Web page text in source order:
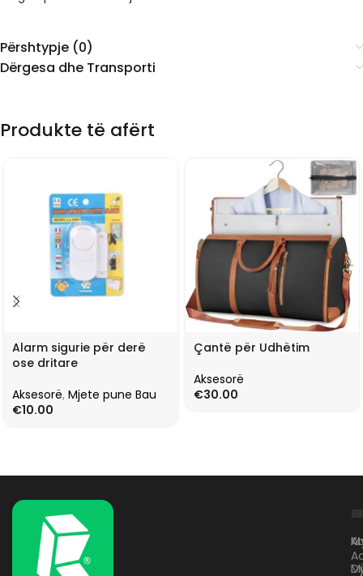
Përshtypje (0)
Dërgesa dhe Transporti
Produkte të afërt
Alarm sigurie për derë
ose dritare
Aksesorë, Mjete pune Bau
€10.00
Çantë për Udhëtim
Aksesorë
€30.00